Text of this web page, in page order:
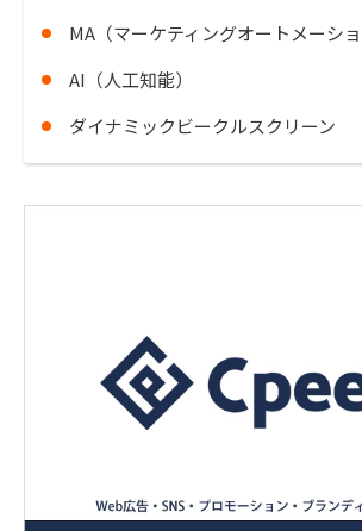
MA（マーケティングオートメーショ
AI（人工知能）
ダイナミックビークルスクリーン